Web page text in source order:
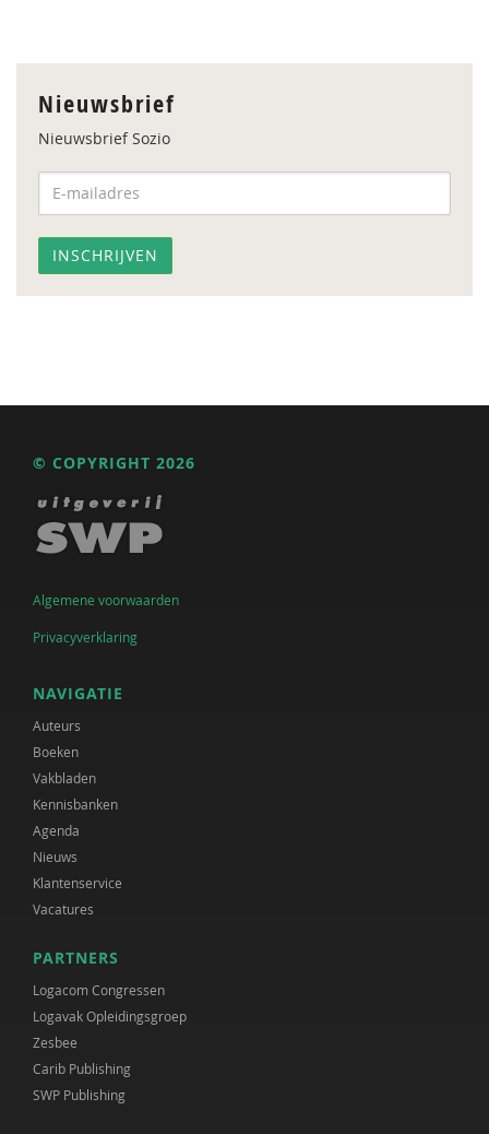
Nieuwsbrief
Nieuwsbrief Sozio
© COPYRIGHT 2026
Algemene voorwaarden
Privacyverklaring
NAVIGATIE
Auteurs
Boeken
Vakbladen
Kennisbanken
Agenda
Nieuws
Klantenservice
Vacatures
PARTNERS
Logacom Congressen
Logavak Opleidingsgroep
Zesbee
Carib Publishing
SWP Publishing